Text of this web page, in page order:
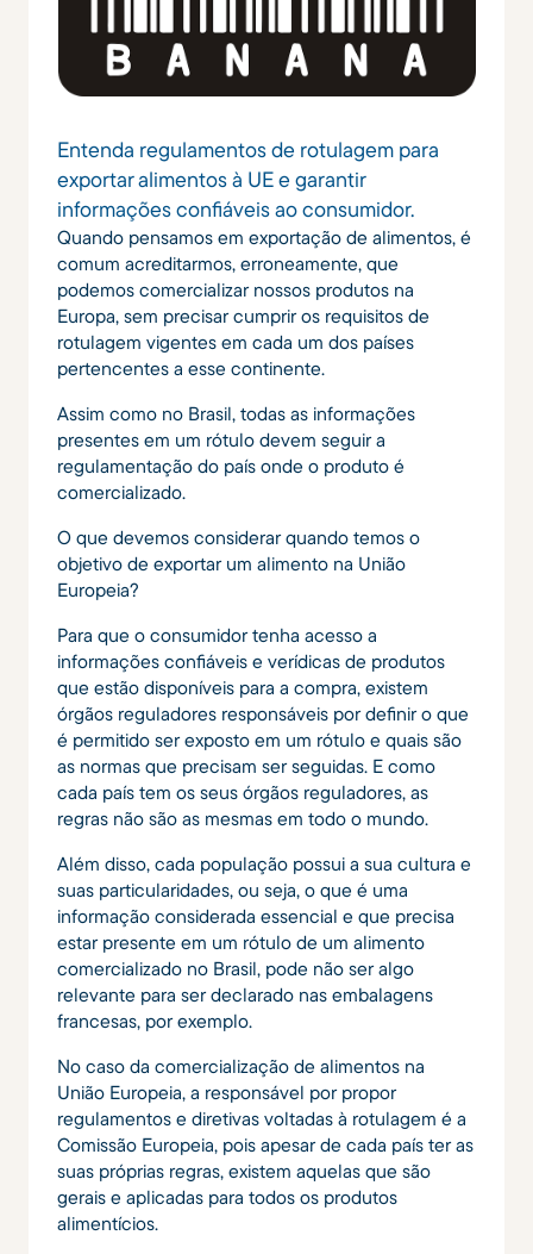
Entenda regulamentos de rotulagem para
exportar alimentos à UE e garantir
informações confiáveis ao consumidor.
Quando pensamos em exportação de alimentos, é
comum acreditarmos, erroneamente, que
podemos comercializar nossos produtos na
Europa, sem precisar cumprir os requisitos de
rotulagem vigentes em cada um dos países
pertencentes a esse continente.
Assim como no Brasil, todas as informações
presentes em um rótulo devem seguir a
regulamentação do país onde o produto é
comercializado.
O que devemos considerar quando temos o
objetivo de exportar um alimento na União
Europeia?
Para que o consumidor tenha acesso a
informações confiáveis e verídicas de produtos
que estão disponíveis para a compra, existem
órgãos reguladores responsáveis por definir o que
é permitido ser exposto em um rótulo e quais são
as normas que precisam ser seguidas. E como
cada país tem os seus órgãos reguladores, as
regras não são as mesmas em todo o mundo.
Além disso, cada população possui a sua cultura e
suas particularidades, ou seja, o que é uma
informação considerada essencial e que precisa
estar presente em um rótulo de um alimento
comercializado no Brasil, pode não ser algo
relevante para ser declarado nas embalagens
francesas, por exemplo.
No caso da comercialização de alimentos na
União Europeia, a responsável por propor
regulamentos e diretivas voltadas à rotulagem é a
Comissão Europeia, pois apesar de cada país ter as
suas próprias regras, existem aquelas que são
gerais e aplicadas para todos os produtos
alimentícios.